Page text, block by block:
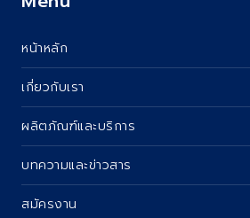
หน้าหลัก
เกี่ยวกับเรา
ผลิตภัณฑ์และบริการ
บทความและข่าวสาร
สมัครงาน